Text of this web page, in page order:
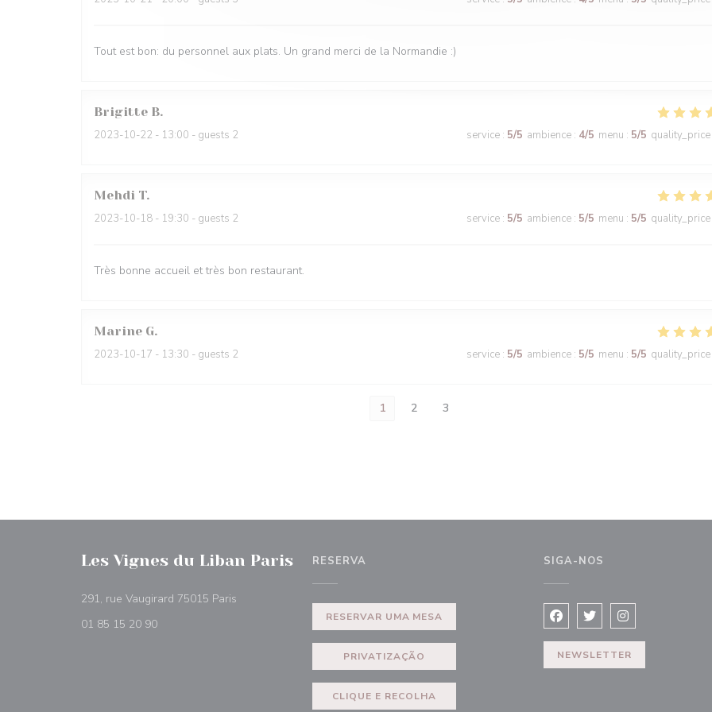
Tout est bon: du personnel aux plats. Un grand merci de la Normandie :)
Brigitte B
2023-10-22 - 13:00 - guests 2 service : 5/5 ambience : 4/5 menu : 5/5 quality_price
Mehdi T
2023-10-18 - 19:30 - guests 2 service : 5/5 ambience : 5/5 menu : 5/5 quality_price
Très bonne accueil et très bon restaurant.
Marine G
2023-10-17 - 13:30 - guests 2 service : 5/5 ambience : 5/5 menu : 5/5 quality_price
1 2 3
Les Vignes du Liban Paris
291, rue Vaugirard 75015 Paris
01 85 15 20 90
RESERVA
RESERVAR UMA MESA
PRIVATIZAÇÃO
CLIQUE E RECOLHA
SIGA-NOS
Facebook ((abre numa nova
Twitter ((abre numa
Instagram ((abre
NEWSLETTER